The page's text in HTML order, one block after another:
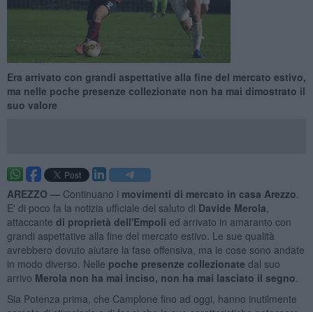
Era arrivato con grandi aspettative alla fine del mercato estivo,
ma nelle poche presenze collezionate non ha mai dimostrato il
suo valore
AREZZO — Continuano i movimenti di mercato in casa Arezzo
E' di poco fa la notizia ufficiale del saluto di Davide Merola
attaccante di proprietà dell'Empoli ed arrivato in amaranto con
grandi aspettative alla fine del mercato estivo. Le sue qualità
avrebbero dovuto aiutare la fase offensiva, ma le cose sono andate
in modo diverso. Nelle poche presenze collezionate dal suo
arrivo Merola non ha mai inciso, non ha mai lasciato il segno
Sia Potenza prima, che Camplone fino ad oggi, hanno inutilmente